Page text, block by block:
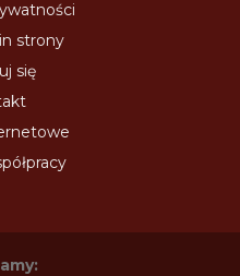
strony
się